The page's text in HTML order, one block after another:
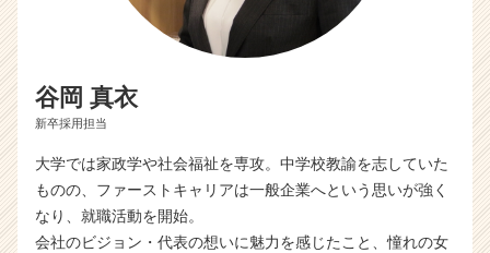
谷岡 真衣
新卒採用担当
大学では家政学や社会福祉を専攻。中学校教諭を志していた
ものの、ファーストキャリアは一般企業へという思いが強く
なり、就職活動を開始。
会社のビジョン・代表の想いに魅力を感じたこと、憧れの女